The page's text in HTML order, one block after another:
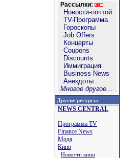
Рассылки:
Новости-почтой
TV-Программа
Гороскопы
Job Offers
Концерты
Coupons
Discounts
Иммиграция
Business News
Анекдоты
Многое другое...
Другие ресурсы
NEWS CENTRAL
Программа TV
Finance News
Мода
Кино
Новости кино